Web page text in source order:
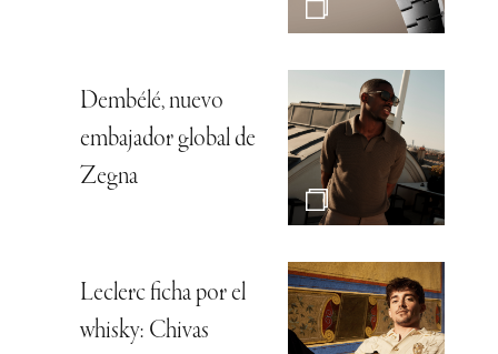
Dembélé, nuevo
embajador global de
Zegna
Leclerc ficha por el
whisky: Chivas